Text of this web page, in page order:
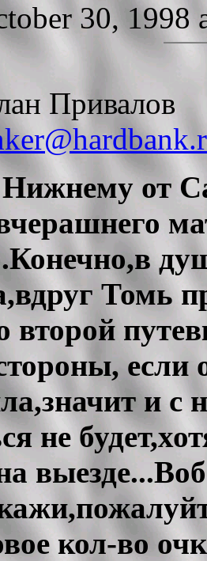
30, 1998
Привалов
от
Томь
второй
если
и с
не
кол-во